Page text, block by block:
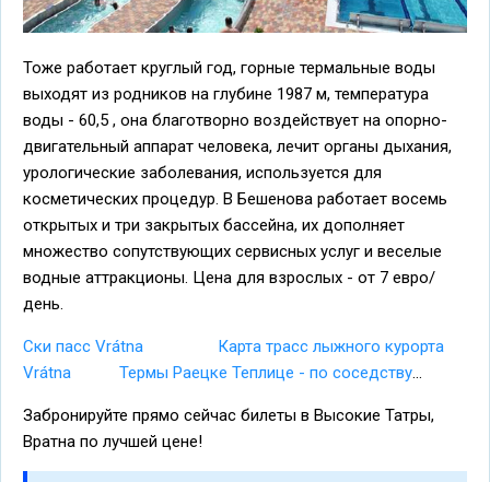
Тоже работает круглый год, горные термальные воды
выходят из родников на глубине 1987 м, температура
воды - 60,5 , она благотворно воздействует на опорно-
двигательный аппарат человека, лечит органы дыхания,
урологические заболевания, используется для
косметических процедур. В Бешенова работает восемь
открытых и три закрытых бассейна, их дополняет
множество сопутствующих сервисных услуг и веселые
водные аттракционы. Цена для взрослых - от 7 евро/
день.
Ски пасс Vrátna
Карта трасс лыжного курорта
Vrátna
Термы Раецке Теплице - по соседству...
Забронируйте прямо сейчас билеты в Высокие Татры,
Вратна по лучшей цене!